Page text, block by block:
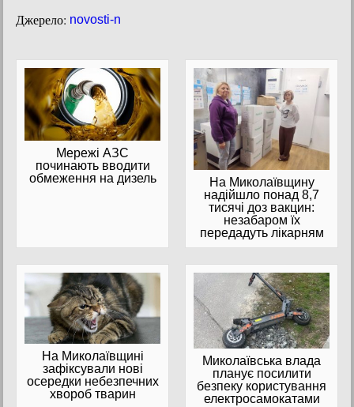
Джерело: novosti-n
Мережі АЗС
починають вводити
обмеження на дизель
На Миколаївщину
надійшло понад 8,7
тисячі доз вакцин:
незабаром їх
передадуть лікарням
На Миколаївщині
зафіксували нові
осередки небезпечних
хвороб тварин
Миколаївська влада
планує посилити
безпеку користування
електросамокатами